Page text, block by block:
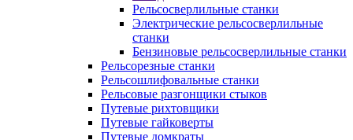
Рельсосверлильные станки
Электрические рельсосверлильные
станки
Бензиновые рельсосверлильные станки
Рельсорезные станки
Рельсошлифовальные станки
Рельсовые разгонщики стыков
Путевые рихтовщики
Путевые гайковерты
Путевые домкраты